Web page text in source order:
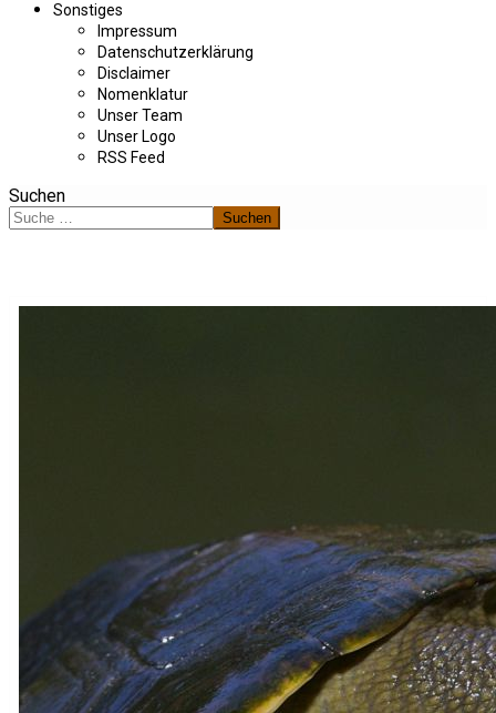
Sonstiges
Impressum
Datenschutzerklärung
Disclaimer
Nomenklatur
Unser Team
Unser Logo
RSS Feed
Suchen
Suchen